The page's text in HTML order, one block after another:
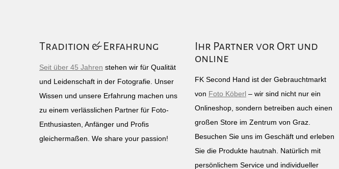
Tradition & Erfahrung
Seit über 45 Jahren stehen wir für Qualität
und Leidenschaft in der Fotografie. Unser
Wissen und unsere Erfahrung machen uns
zu einem verlässlichen Partner für Foto-
Enthusiasten, Anfänger und Profis
gleichermaßen. We share your passion!
Ihr Partner vor Ort und
online
FK Second Hand ist der Gebrauchtmarkt
von Foto Köberl – wir sind nicht nur ein
Onlineshop, sondern betreiben auch einen
großen Store im Zentrum von Graz.
Besuchen Sie uns im Geschäft und erleben
Sie die Produkte hautnah. Natürlich mit
persönlichem Service und individueller